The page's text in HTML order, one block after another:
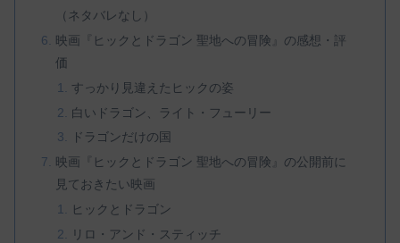
（ネタバレなし）
映画『ヒックとドラゴン 聖地への冒険』の感想・評
価
すっかり見違えたヒックの姿
白いドラゴン、ライト・フューリー
ドラゴンだけの国
映画『ヒックとドラゴン 聖地への冒険』の公開前に
見ておきたい映画
ヒックとドラゴン
リロ・アンド・スティッチ